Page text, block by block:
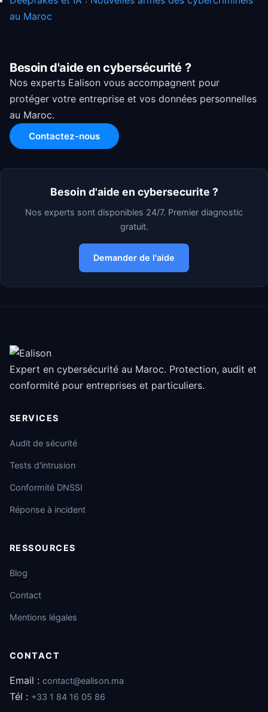
au Maroc
Besoin d'aide en cybersécurité ?
Nos experts Ealison vous accompagnent pour
protéger votre entreprise et vos données personnelles
au Maroc.
Contactez-nous
Besoin d'aide en cybersecurite ?
Nos experts sont disponibles 24/7. Premier diagnostic
gratuit.
Demander de l'aide
Expert en cybersécurité au Maroc. Protection, audit et
conformité pour entreprises et particuliers.
SERVICES
Audit de sécurité
Tests d'intrusion
Conformité DNSSI
Réponse à incident
RESSOURCES
Blog
Contact
Mentions légales
CONTACT
Email : contact@ealison.ma
Tél : +33 1 84 16 05 86